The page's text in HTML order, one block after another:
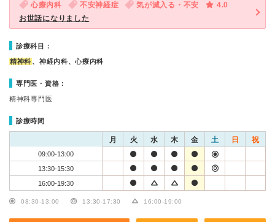
心療内科 不安神経症 気が滅入る・不安
4.0
お世話になりました
診療科目：
精神科 、神経内科、心療内科
専門医・資格：
精神科専門医
診療時間
月 火 水 木 金 土 日 祝
09:00-13:00
13:30-15:30
16:00-19:30
08:30-13:00 13:30-17:30 16:00-19:00